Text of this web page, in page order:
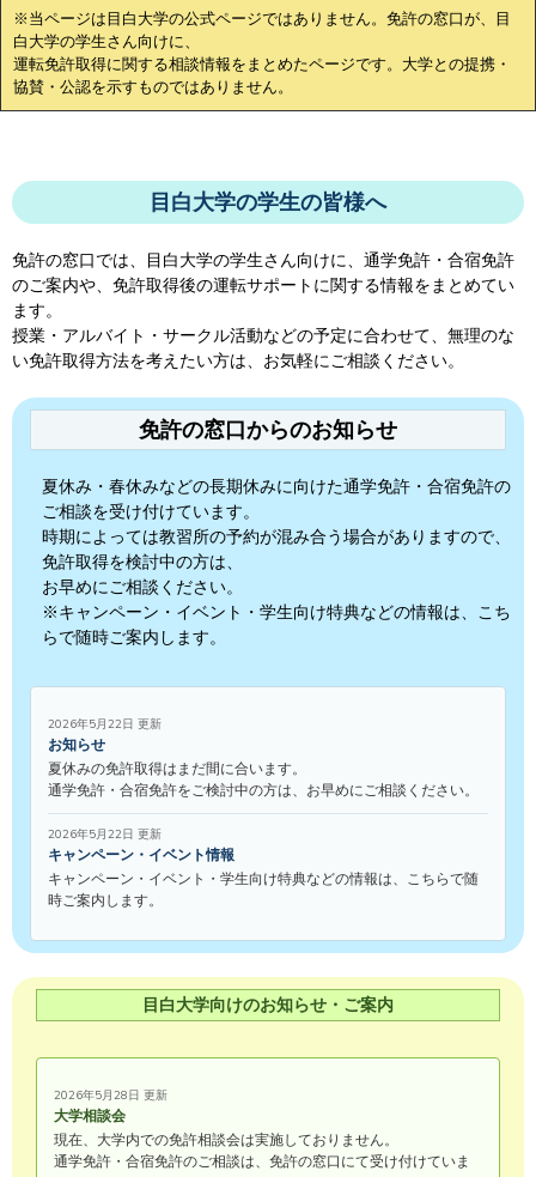
※当ページは 目白大学の公式ページではありません。免許の窓口が、
目
白大学の学生さん向けに、
運転免許取得に関する相談情報をまとめたページです。大学との提携・
協賛・公認を示すものではありません。
目白大学の学生の皆様へ
免許の窓口では、 目白大学の学生さん向けに、通学免許・合宿免許
のご案内や、免許取得後の運転サポートに関する情報をまとめてい
ます。
授業・アルバイト・サークル活動などの予定に合わせて、無理のな
い免許取得方法を考えたい方は、お気軽にご相談ください。
免許の窓口からのお知らせ
夏休み・春休みなどの長期休みに向けた通学免許・合宿免許の
ご相談を受け付けています。
時期によっては教習所の予約が混み合う場合がありますので、
免許取得を検討中の方は、
お早めにご相談ください。
※キャンペーン・イベント・学生向け特典などの情報は、こち
らで随時ご案内します。
2026年5月22日 更新
お知らせ
夏休みの免許取得はまだ間に合います。
通学免許・合宿免許をご検討中の方は、お早めにご相談ください。
2026年5月22日 更新
キャンペーン・イベント情報
キャンペーン・イベント・学生向け特典などの情報は、こちらで随
時ご案内します。
目白大学向けのお知らせ・ご案内
2026年5月28日 更新
大学相談会
現在、大学内での免許相談会は実施しておりません。
通学免許・合宿免許のご相談は、免許の窓口にて受け付けていま